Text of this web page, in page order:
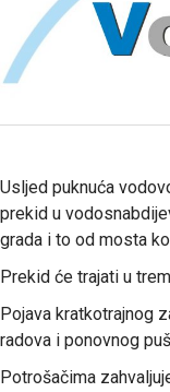
Usljed puknuća
prekid u
grada i to od mosta
Prekid će trajati u
Pojava kratkotrajnog
radova i ponovnog
Potrošačima